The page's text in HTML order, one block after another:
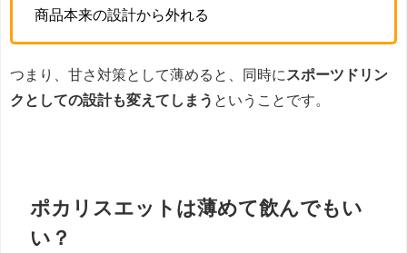
商品本来の設計から外れる
つまり、甘さ対策として薄めると、同時に スポーツドリン
クとしての設計も変えてしまう ということです。
ポカリスエットは薄めて飲んでもい
い？